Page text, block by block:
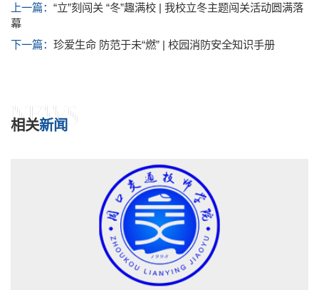
上一篇： “立”刻闯关 “冬”趣满校 | 我校立冬主题闯关活动圆满落
幕
下一篇： 珍爱生命 防范于未“燃” | 校园消防安全知识手册
NEWS
相关新闻